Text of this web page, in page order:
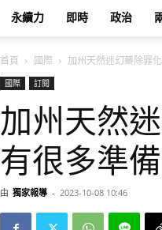
永續力 即時 政治
首頁 國際 加州天然迷幻藥除罪
國際 訂閱
加州天然
有很多準
由 獨家報導 - 2023-10-08 10:46